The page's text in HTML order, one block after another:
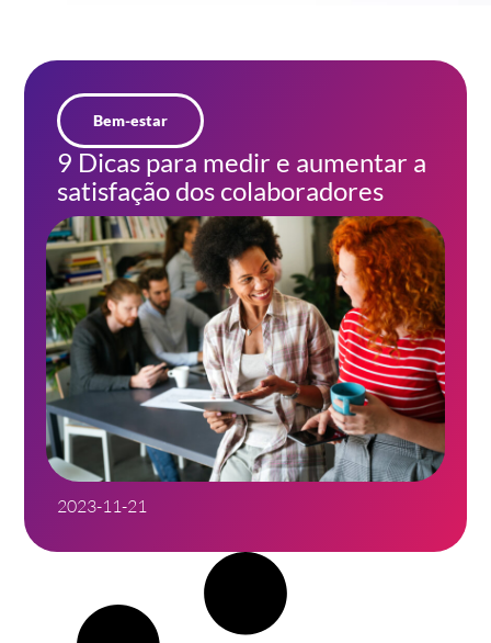
Bem-estar
9 Dicas para medir e aumentar a
satisfação dos colaboradores
2023-11-21